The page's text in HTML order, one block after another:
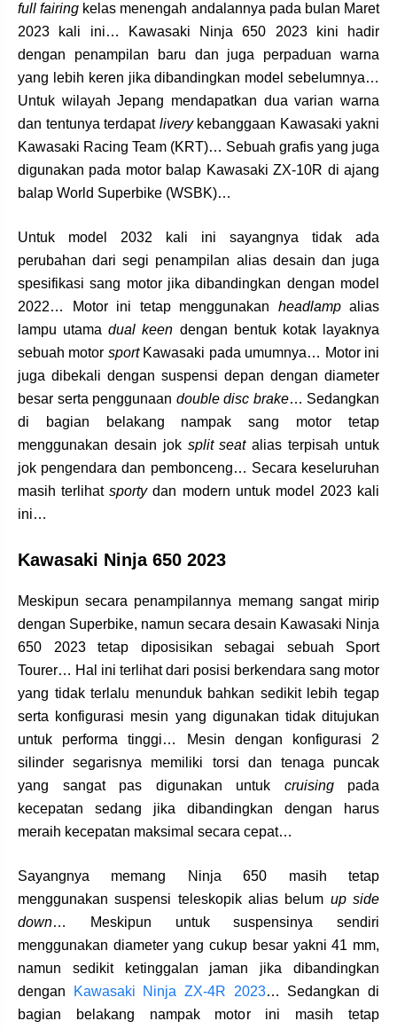
full fairing kelas menengah andalannya pada bulan Maret
2023 kali ini… Kawasaki Ninja 650 2023 kini hadir
dengan penampilan baru dan juga perpaduan warna
yang lebih keren jika dibandingkan model sebelumnya…
Untuk wilayah Jepang mendapatkan dua varian warna
dan tentunya terdapat liverykebanggaan Kawasaki yakni
Kawasaki Racing Team (KRT)… Sebuah grafis yang juga
digunakan pada motor balap Kawasaki ZX-10R di ajang
balap World Superbike (WSBK)…
Untuk model 2032 kali ini sayangnya tidak ada
perubahan dari segi penampilan alias desain dan juga
spesifikasi sang motor jika dibandingkan dengan model
2022… Motor ini tetap menggunakan headlampalias
lampu utamadual keen dengan bentuk kotak layaknya
sebuah motor sportKawasaki pada umumnya… Motor ini
juga dibekali dengan suspensi depan dengan diameter
besar serta penggunaan double disc brake… Sedangkan
di bagian belakang nampak sang motor tetap
menggunakan desain jok split seatalias terpisah untuk
jok pengendara dan pembonceng… Secara keseluruhan
masih terlihatsportydan modern untuk model 2023 kali
ini…
Kawasaki Ninja 650 2023
Meskipun secara penampilannya memang sangat mirip
dengan Superbike, namun secara desain Kawasaki Ninja
650 2023 tetap diposisikan sebagai sebuah Sport
Tourer… Hal ini terlihat dari posisi berkendara sang motor
yang tidak terlalu menunduk bahkan sedikit lebih tegap
serta konfigurasi mesin yang digunakan tidak ditujukan
untuk performa tinggi… Mesin dengan konfigurasi 2
silinder segarisnya memiliki torsi dan tenaga puncak
yang sangat pas digunakan untuk cruisingpada
kecepatan sedang jika dibandingkan dengan harus
meraih kecepatan maksimal secara cepat…
Sayangnya memang Ninja 650 masih tetap
menggunakan suspensi teleskopik alias belum up side
down… Meskipun untuk suspensinya sendiri
menggunakan diameter yang cukup besar yakni 41 mm,
namun sedikit ketinggalan jaman jika dibandingkan
dengan
Kawasaki Ninja ZX-4R 2023… Sedangkan di
bagian belakang nampak motor ini masih tetap